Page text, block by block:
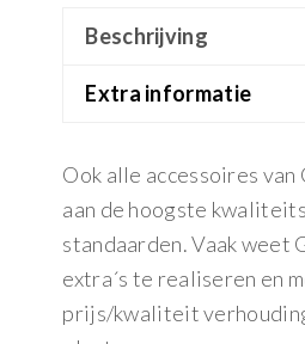
Beschrijving
Extra informatie
Ook alle accessoires van
aan de hoogste
standaarden. Vaak weet
extra´s te realiseren en
prijs/kwaliteit